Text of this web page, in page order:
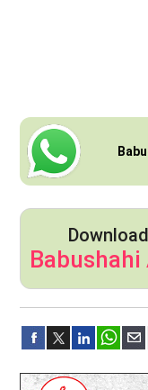
Download
Babushahi